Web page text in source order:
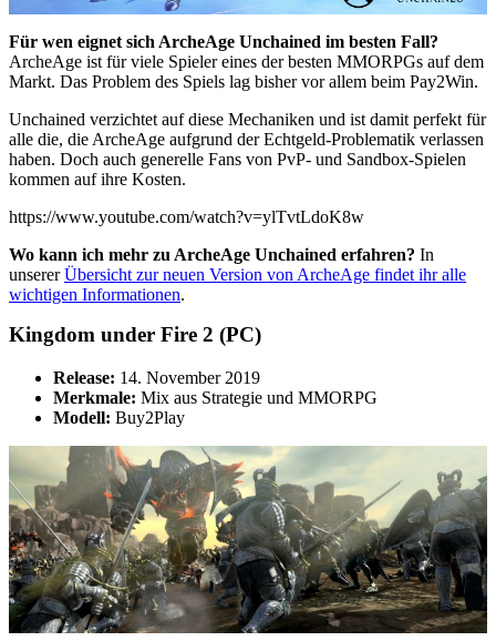
Für wen eignet sich ArcheAge Unchained im besten Fall?
ArcheAge ist für viele Spieler eines der besten MMORPGs auf dem
Markt. Das Problem des Spiels lag bisher vor allem beim Pay2Win.
Unchained verzichtet auf diese Mechaniken und ist damit perfekt für
alle die, die ArcheAge aufgrund der Echtgeld-Problematik verlassen
haben. Doch auch generelle Fans von PvP- und Sandbox-Spielen
kommen auf ihre Kosten.
https://www.youtube.com/watch?v=ylTvtLdoK8w
Wo kann ich mehr zu ArcheAge Unchained erfahren? In
unsererÜbersicht zur neuen Version von ArcheAge findet ihr alle
wichtigen Informationen.
Kingdom under Fire 2 (PC)
Release: 14. November 2019
Merkmale: Mix aus Strategie und MMORPG
Modell: Buy2Play